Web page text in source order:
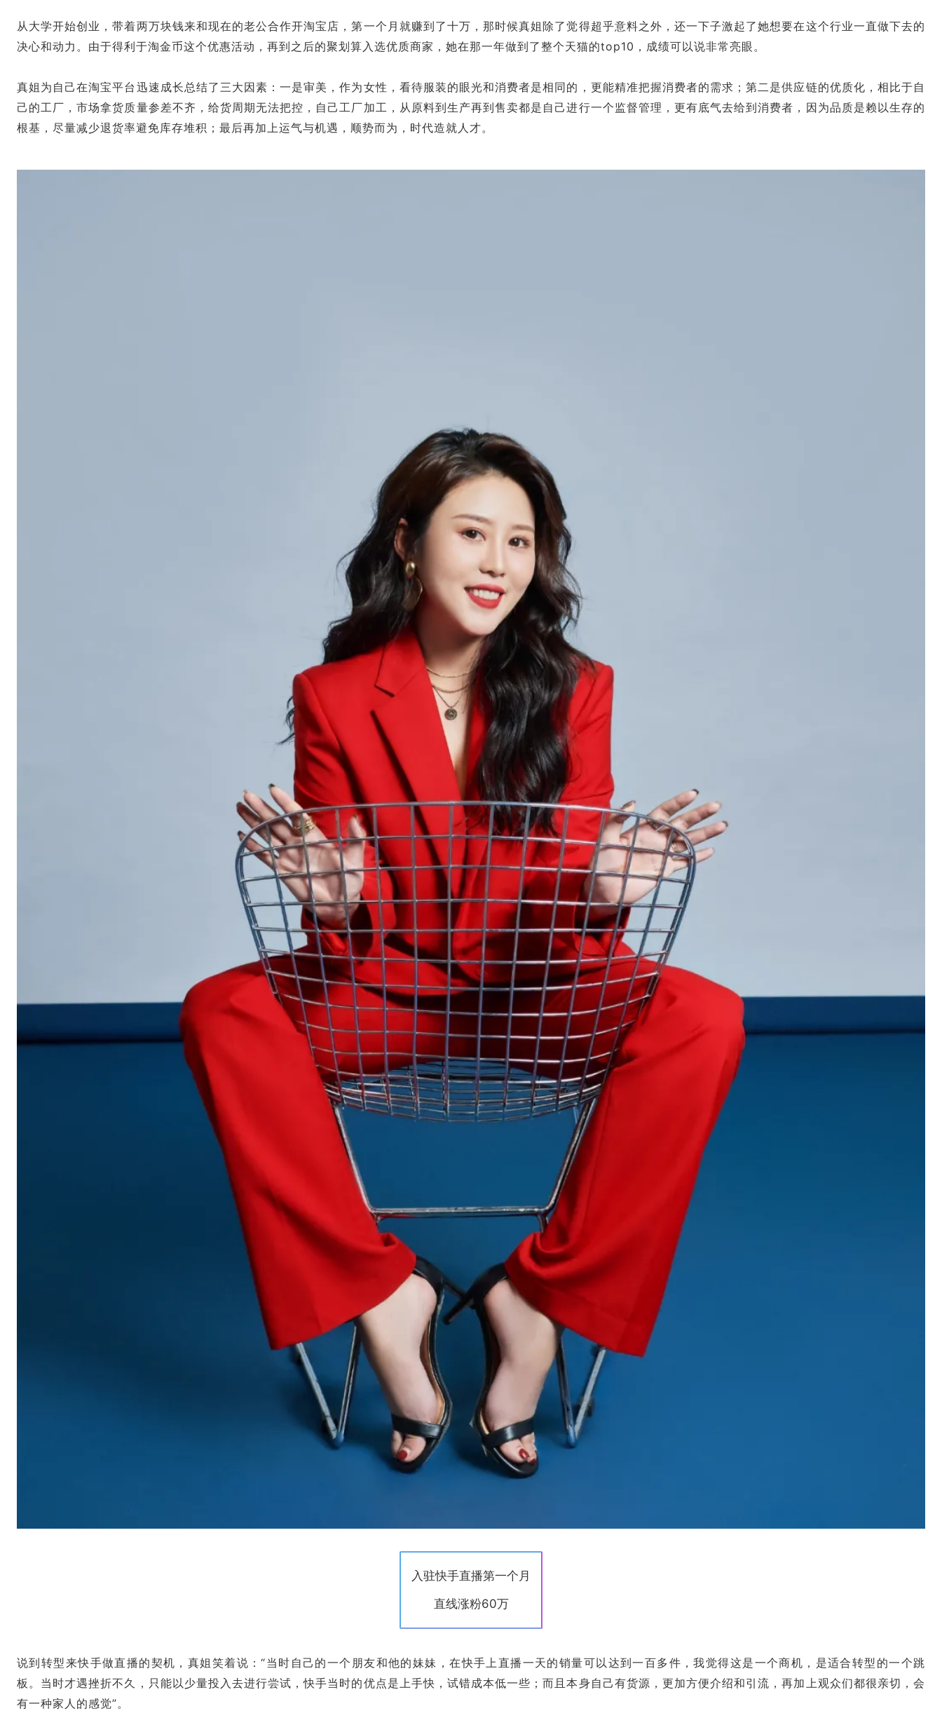
从大学开始创业，带着两万块钱来和现在的老公合作开淘宝店，第一个月就赚到了十万，那时候真姐除了觉得超乎意料之外，还一下子激起了她想要在这个行业一直做下去的
决心和动力。由于得利于淘金币这个优惠活动，再到之后的聚划算入选优质商家，她在那一年做到了整个天猫的top10，成绩可以说非常亮眼。
真姐为自己在淘宝平台迅速成长总结了三大因素：一是审美，作为女性，看待服装的眼光和消费者是相同的，更能精准把握消费者的需求；第二是供应链的优质化，相比于自
己的工厂，市场拿货质量参差不齐，给货周期无法把控，自己工厂加工，从原料到生产再到售卖都是自己进行一个监督管理，更有底气去给到消费者，因为品质是赖以生存的
根基，尽量减少退货率避免库存堆积；最后再加上运气与机遇，顺势而为，时代造就人才。
入驻快手直播第一个月
直线涨粉60万
说到转型来快手做直播的契机，真姐笑着说：“当时自己的一个朋友和他的妹妹，在快手上直播一天的销量可以达到一百多件，我觉得这是一个商机，是适合转型的一个跳
板。当时才遇挫折不久，只能以少量投入去进行尝试，快手当时的优点是上手快，试错成本低一些；而且本身自己有货源，更加方便介绍和引流，再加上观众们都很亲切，会
有一种家人的感觉”。